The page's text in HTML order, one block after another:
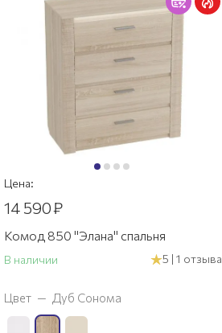
Цена:
14 590₽
Комод 850 "Элана" спальня
В наличии 5 | 1 отзыва
Цвет — Дуб Сонома